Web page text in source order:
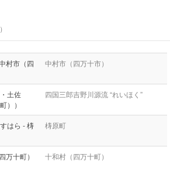
村市（四
中村市（四万十市）
土佐
））
四国三郎吉野川源流 “れいほく”
はら - 梼
梼原町
万十町） 十和村（四万十町）